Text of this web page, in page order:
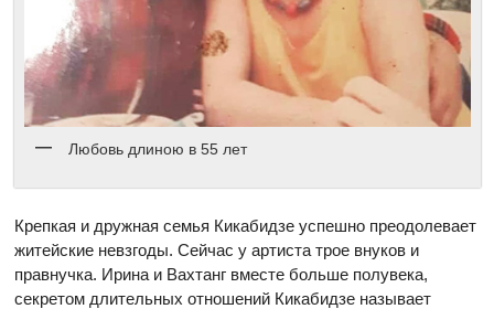
Любовь длиною в 55 лет
Крепкая и дружная семья Кикабидзе успешно преодолевает
житейские невзгоды. Сейчас у артиста трое внуков и
правнучка. Ирина и Вахтанг вместе больше полувека,
секретом длительных отношений Кикабидзе называет